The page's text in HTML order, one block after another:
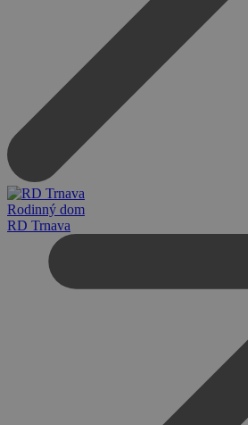
Rodinný dom
RD Trnava